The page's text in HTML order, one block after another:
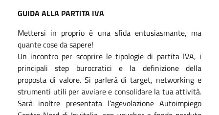
GUIDA ALLA PARTITA IVA
Mettersi in proprio è una sfida entusiasmante, ma
quante cose da sapere!
Un incontro per scoprire le tipologie di partita IVA, i
principali step burocratici e la definizione della
proposta di valore. Si parlerà di target, networking e
strumenti utili per avviare e consolidare la tua attività.
Sarà inoltre presentata l’agevolazione Autoimpiego